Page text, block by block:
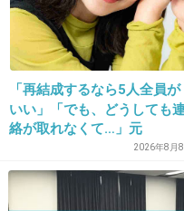
22. 匿名 2014/11/07(金) 21:30:37
長澤まさみドラゴン
た〜かわいい
「再結成するなら5人全員が
いい」「でも、どうしても
絡が取れなくて…」元
ZONE・MIZUHO（38）が明
かす「19年ぶりに芸能界復
帰」した本当の理由
2026年8月8